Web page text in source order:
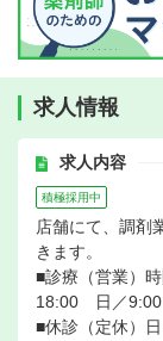
求人情報
求人内容
積極採用中
店舗にて、調剤
きます。
■診療（営業）
18:00 日／9:00
■休診（定休）